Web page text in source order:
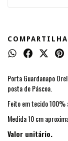
Porta Guardanapo
posta de Páscoa.
Feito em tecido 100%
Medida 10 cm
Valor unitário.